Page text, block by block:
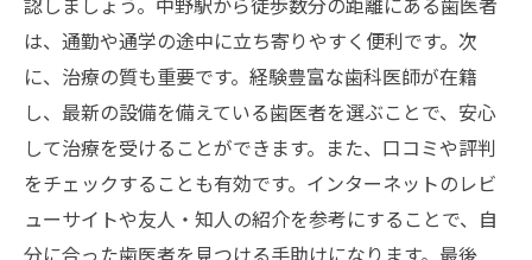
は、通勤や通学の途中に立ち寄りやすく便利です。次
に、治療の質も重要です。経験豊富な歯科医師が在籍
し、最新の設備を備えている歯医者を選ぶことで、安心
して治療を受けることができます。また、口コミや評判
をチェックすることも有効です。インターネットのレビ
ューサイトや友人・知人の紹介を参考にすることで、自
分に合った歯医者を見つける手助けになります。最後